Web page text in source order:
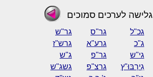
גלישה לערכים סמוכים
גכ"ל גר"ס
גר"ש
ג"כ גרע"א
גרש"ז
גי"ש גר"פ
ג"ש
גִירְבּוּ"ץ גרצ"פ
גשג"ש